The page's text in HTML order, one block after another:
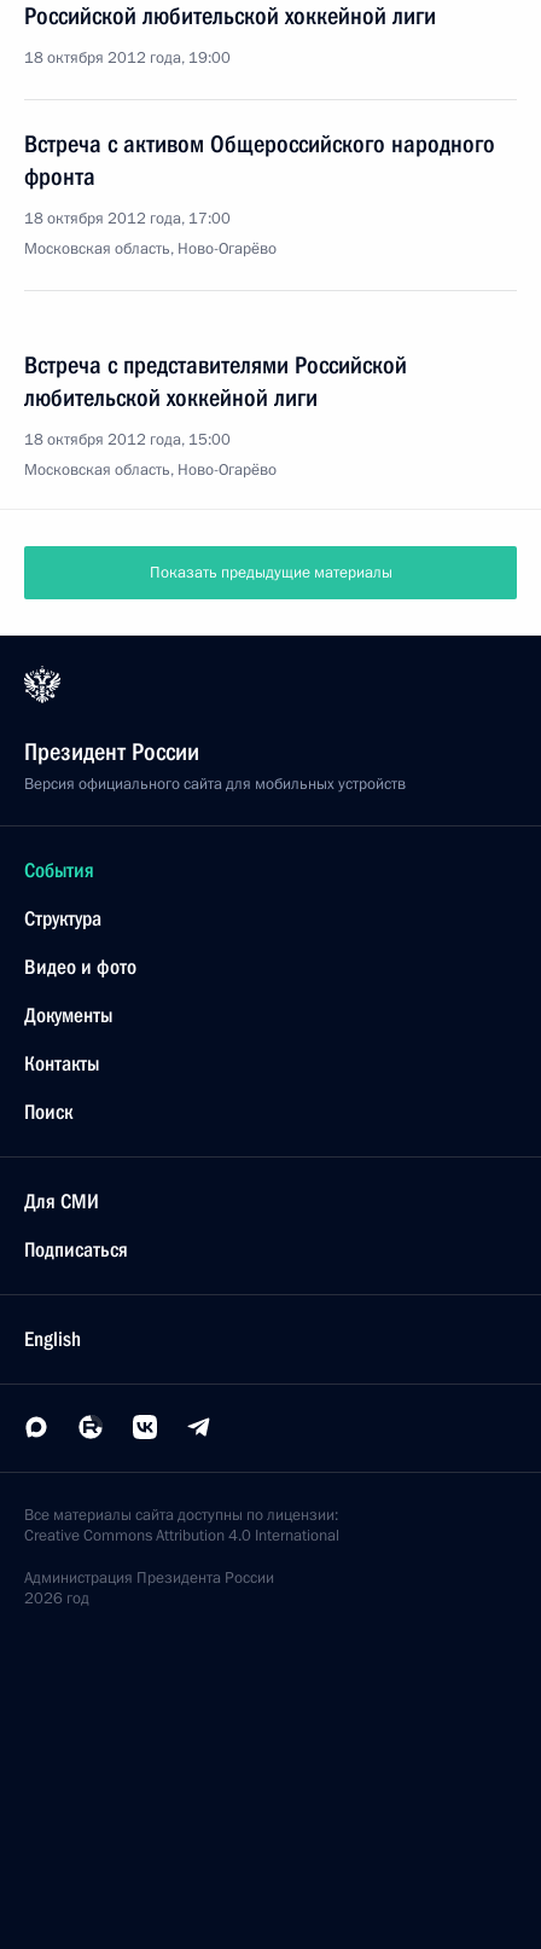
Российской любительской хоккейной лиги
18 октября 2012 года, 19:00
Встреча с активом Общероссийского народного
фронта
18 октября 2012 года, 17:00
Московская область, Ново-Огарёво
Встреча с представителями Российской
любительской хоккейной лиги
18 октября 2012 года, 15:00
Московская область, Ново-Огарёво
Показать предыдущие материалы
Президент России
Версия официального сайта для мобильных устройств
События
Структура
Видео и фото
Документы
Контакты
Поиск
Для СМИ
Подписаться
English
Все материалы сайта доступны по лицензии:
Creative Commons Attribution 4.0 International
Администрация Президента России
2026 год